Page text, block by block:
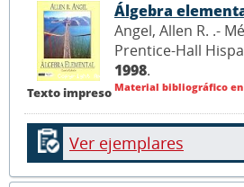
Texto impreso
Álgebra
Angel, Allen R. .-
Prentice-Hall
1998.
Material bibliográfico
Ver ejemplares